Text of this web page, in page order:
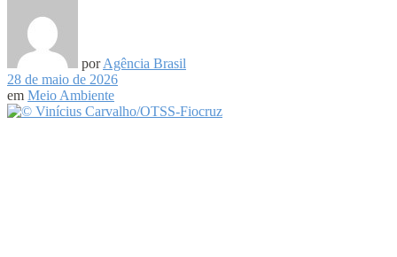
por Agência Brasil
28 de maio de 2026
em Meio Ambiente